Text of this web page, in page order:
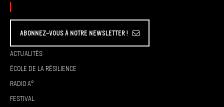
Abonnez-vous à Notre Newsletter !
Actualités
École de la résilience
Radio A°
Festival